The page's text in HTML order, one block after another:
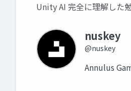
Unity AI 完全に理解した
nuskey
@nuskey
Annulus